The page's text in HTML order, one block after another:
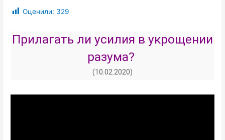
Оценили: 329
Прилагать ли усилия в укрощении
разума?
(10.02.2020)